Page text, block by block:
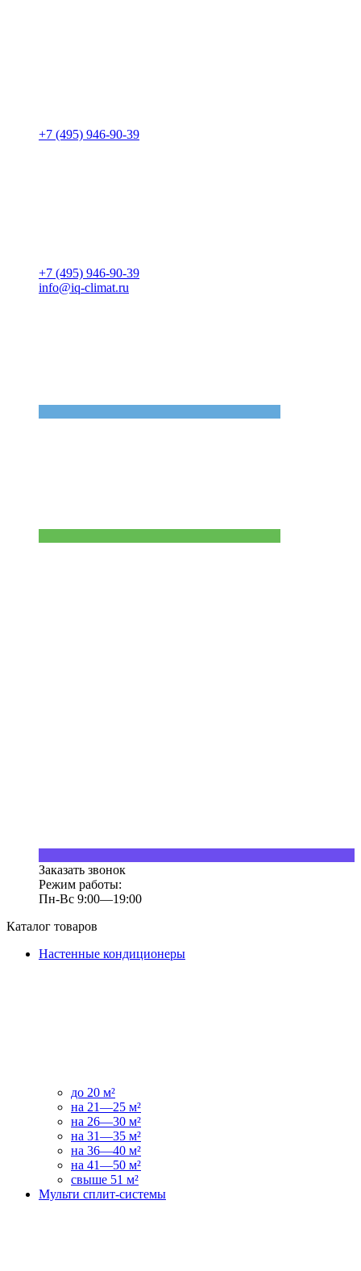
+7 (495) 946-90-39
+7 (495) 946-90-39
info@iq-climat.ru
Заказать звонок
Режим работы:
Пн-Вс 9:00—19:00
Каталог товаров
Настенные кондиционеры
до 20 м²
на 21—25 м²
на 26—30 м²
на 31—35 м²
на 36—40 м²
на 41—50 м²
свыше 51 м²
Мульти сплит-системы